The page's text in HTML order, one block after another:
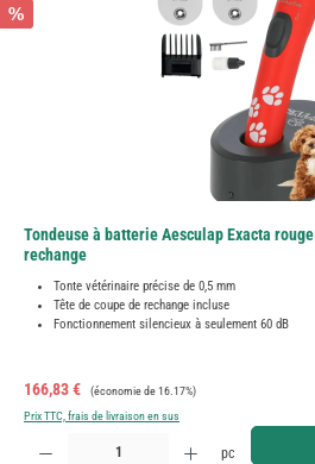
%
Tondeuse à batterie Aesculap Exacta
rechange
Tonte vétérinaire précise de 0,5 mm
Tête de coupe de rechange incluse
Fonctionnement silencieux à seulement 60 dB
Prix de vente :
166,83 € Prix régulier :
(économie de 16.17%)
Prix TTC, frais de livraison en sus
Quantité de produit : Entrez la quantité souhaitée ou
pc